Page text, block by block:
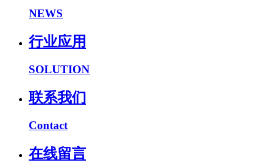
NEWS
行业应用
SOLUTION
联系我们
Contact
在线留言